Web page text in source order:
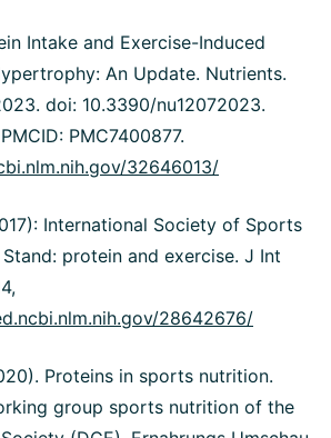
Intake and Exercise-Induced
An Update. Nutrients.
doi: 10.3390/nu12072023.
PMC7400877.
32646013/
International Society of Sports
protein and exercise. J Int
28642676/
Proteins in sports nutrition.
group sports nutrition of the